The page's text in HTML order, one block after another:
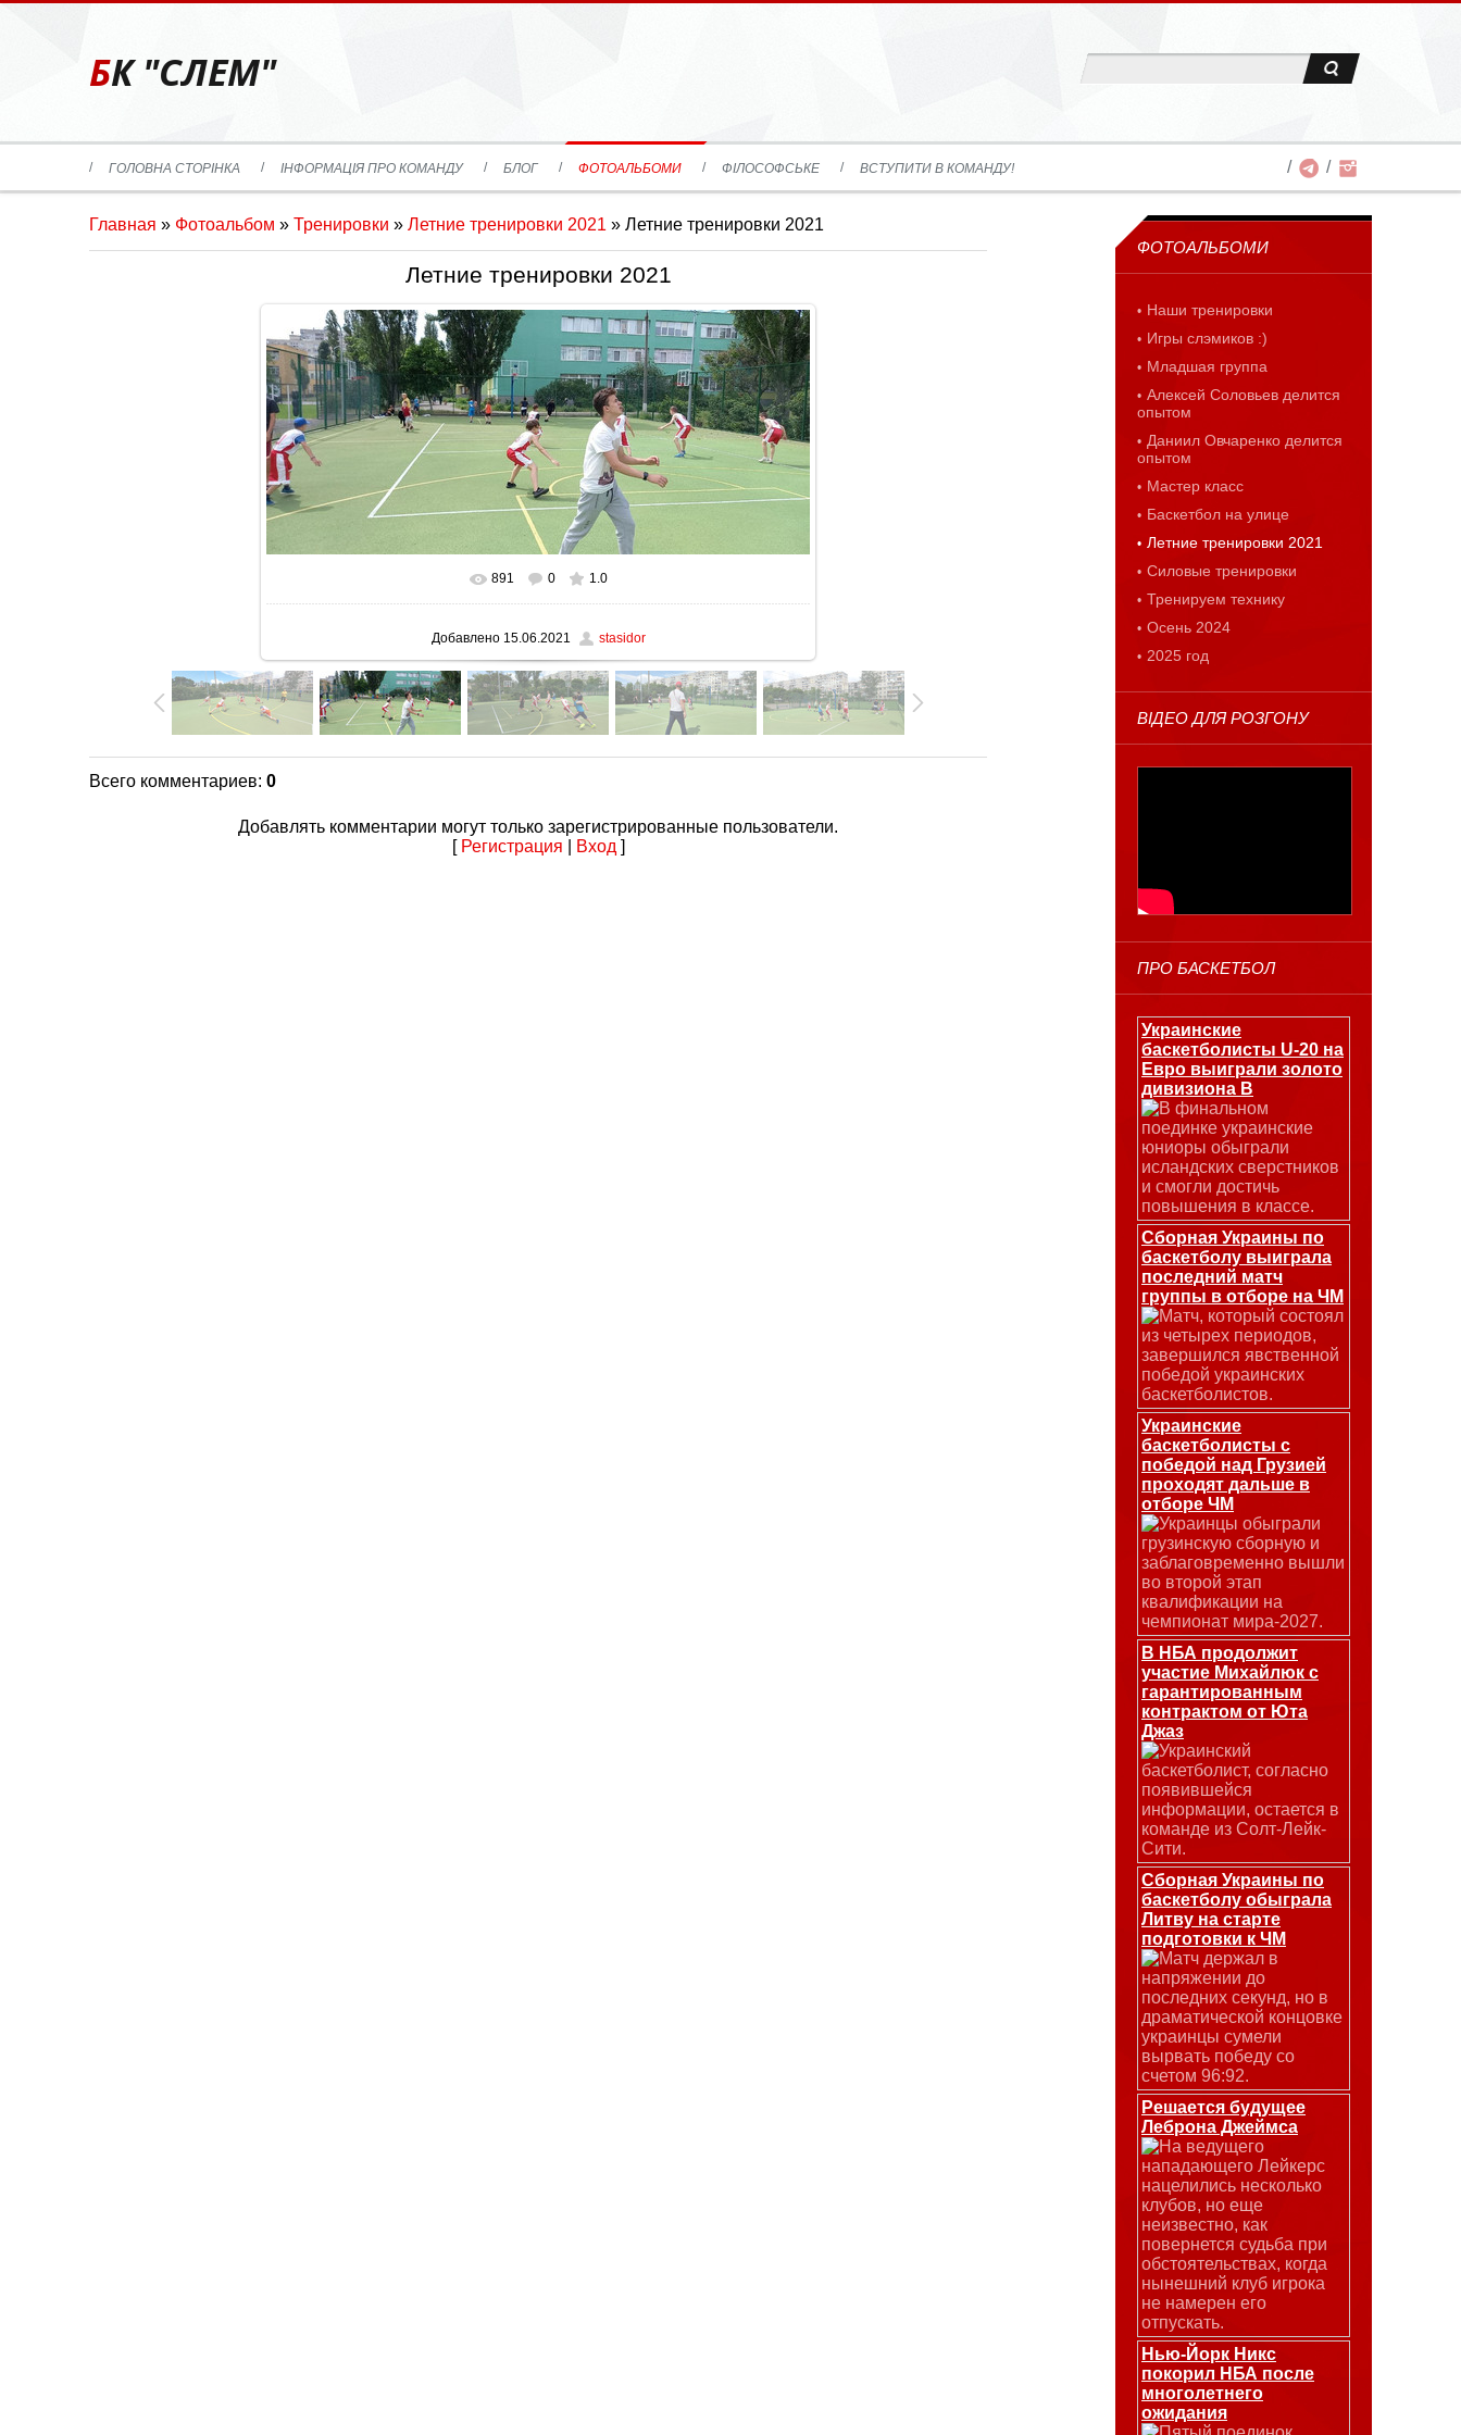
БК "СЛЕМ"
ГОЛОВНА СТОРІНКА ІНФОРМАЦІЯ ПРО КОМАНДУ БЛОГ ФОТОАЛЬБОМИ ФІЛОСОФСЬКЕ ВСТУПИТИ В КОМАНДУ!
Главная » Фотоальбом » Тренировки » Летние тренировки 2021 » Летние тренировки 2021
Летние тренировки 2021
В реальном размере 1280x576
891 0 1.0
Добавлено15.06.2021 stasidor
Всего комментариев: 0
Добавлять комментарии могут только зарегистрированные пользователи.
[ Регистрация Вход ]
ФОТОАЛЬБОМИ
Наши тренировки
Игры слэмиков :)
Младшая группа
Алексей Соловьев делится
опытом
Даниил Овчаренко делится
опытом
Мастер класс
Баскетбол на улице
Летние тренировки 2021
Силовые тренировки
Тренируем технику
Осень 2024
2025 год
ВІДЕО ДЛЯ РОЗГОНУ
ПРО БАСКЕТБОЛ
Украинские
баскетболисты U-20 на
Евро выиграли золото
дивизиона В
В финальном
поединке украинские
юниоры обыграли
исландских сверстников
и смогли достичь
повышения в классе.
Сборная Украины по
баскетболу выиграла
последний матч
группы в отборе на ЧМ
Матч, который состоял
из четырех периодов,
завершился явственной
победой украинских
баскетболистов.
Украинские
баскетболисты с
победой над Грузией
проходят дальше в
отборе ЧМ
Украинцы обыграли
грузинскую сборную и
заблаговременно вышли
во второй этап
квалификации на
чемпионат мира-2027.
В НБА продолжит
участие Михайлюк с
гарантированным
контрактом от Юта
Джаз
Украинский
баскетболист, согласно
появившейся
информации, остается в
команде из Солт-Лейк-
Сити.
Сборная Украины по
баскетболу обыграла
Литву на старте
подготовки к ЧМ
Матч держал в
напряжении до
последних секунд, но в
драматической концовке
украинцы сумели
вырвать победу со
счетом 96:92.
Решается будущее
Леброна Джеймса
На ведущего
нападающего Лейкерс
нацелились несколько
клубов, но еще
неизвестно, как
повернется судьба при
обстоятельствах, когда
нынешний клуб игрока
не намерен его
отпускать.
Нью-Йорк Никс
покорил НБА после
многолетнего
ожидания